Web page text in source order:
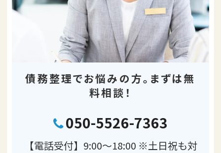
債務整理でお悩みの方。 まずは無
料相談！
050-5526-7363
【電話受付】9:00～18:00 ※土日祝も対